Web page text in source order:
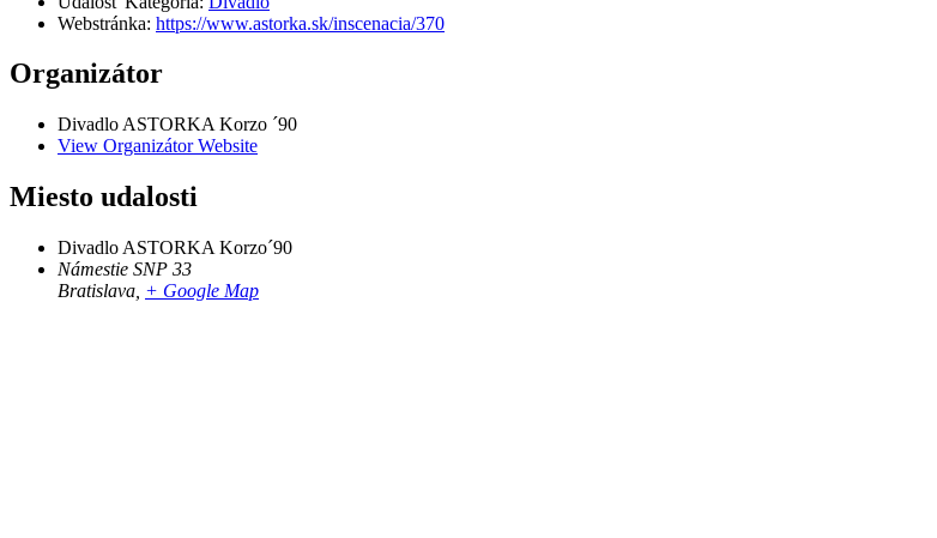
Webstránka: https://www.astorka.sk/inscenacia/370
Organizátor
Divadlo ASTORKA Korzo ´90
View Organizátor Website
Miesto udalosti
Divadlo ASTORKA Korzo´90
Námestie SNP 33
Bratislava + Google Map